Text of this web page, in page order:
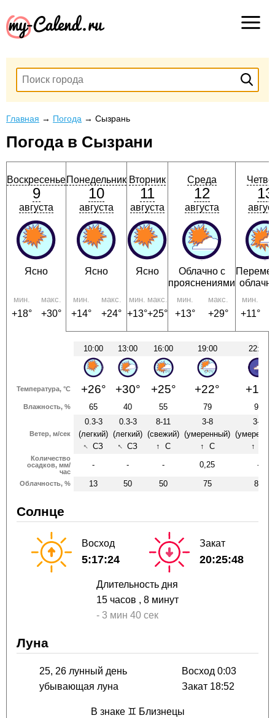
Главная → Погода → Сызрань
Погода в Сызрани
Воскресенье
9
августа
Ясно
мин.
+18°
макс.
+30°
Понедельник
10
августа
Ясно
мин.
+14°
макс.
+24°
Вторник
11
августа
Ясно
мин.
+13°
макс.
+25°
Среда
12
августа
Облачно с
прояснениями
мин.
+13°
макс.
+29°
13
мин.
+11°
10:00 13:00 16:00 19:00 22:00
Температура, °C +26° +30° +25° +22° +18°
Влажность, % 65 40 55 79 94
Ветер, м/сек
0.3-3
(легкий)
↑ СЗ
0.3-3
(легкий)
↑ СЗ
8-11
(свежий)
↑
С
3-8
(умеренный)
↑ С
3-8
↑
Количество
осадков, мм/
час
- - - 0,25 -
Облачность, % 13 50 50 75 88
Солнце
Восход
5:17:24
Закат
20:25:48
Длительность дня
15 часов , 8 минут
- 3 мин 40 сек
Луна
25, 26 лунный день
убывающая луна
Восход 0:03
Закат 18:52
В знаке ♊ Близнецы